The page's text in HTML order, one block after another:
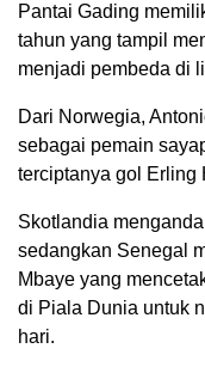
Pantai Gading
tahun yang tampil
menjadi pembeda di
Dari Norwegia,
sebagai pemain
terciptanya gol Erling
Skotlandia
sedangkan Senegal
Mbaye yang
di Piala Dunia untuk
hari.